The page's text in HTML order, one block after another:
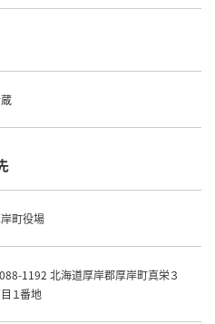
町役場
1192 北海道厚岸郡厚岸町真栄３
１番地